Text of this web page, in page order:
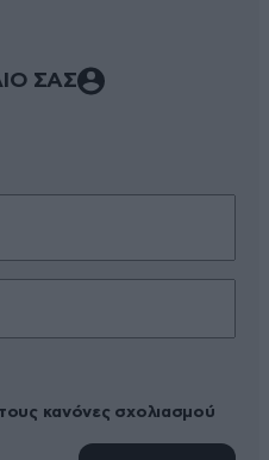
ΣΑΣ
κανόνες σχολιασμού